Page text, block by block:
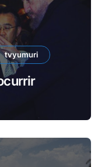
tvyumuri